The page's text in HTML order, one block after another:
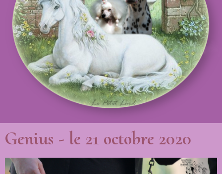
Genius - le 21 octobre 2020